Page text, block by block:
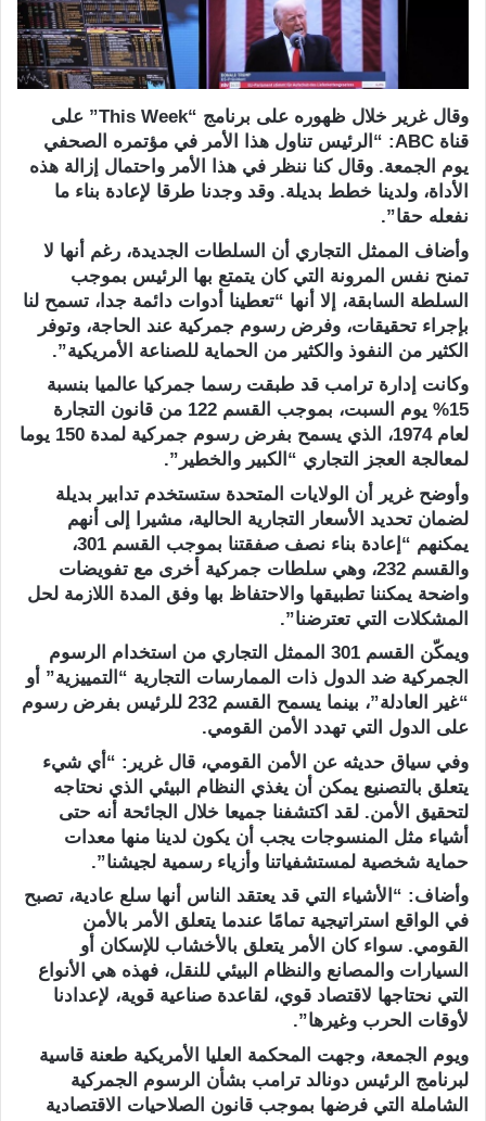
وقال غرير خلال ظهوره على برنامج “This Week” على
قناة ABC: “الرئيس تناول هذا الأمر في مؤتمره الصحفي
يوم الجمعة. وقال كنا ننظر في هذا الأمر واحتمال إزالة هذه
الأداة، ولدينا خطط بديلة. وقد وجدنا طرقا لإعادة بناء ما
نفعله حقا”.
وأضاف الممثل التجاري أن السلطات الجديدة، رغم أنها لا
تمنح نفس المرونة التي كان يتمتع بها الرئيس بموجب
السلطة السابقة، إلا أنها “تعطينا أدوات دائمة جدا، تسمح لنا
بإجراء تحقيقات، وفرض رسوم جمركية عند الحاجة، وتوفر
الكثير من النفوذ والكثير من الحماية للصناعة الأمريكية”.
وكانت إدارة ترامب قد طبقت رسما جمركيا عالميا بنسبة
15% يوم السبت، بموجب القسم 122 من قانون التجارة
لعام 1974، الذي يسمح بفرض رسوم جمركية لمدة 150 يوما
لمعالجة العجز التجاري “الكبير والخطير”.
وأوضح غرير أن الولايات المتحدة ستستخدم تدابير بديلة
لضمان تحديد الأسعار التجارية الحالية، مشيرا إلى أنهم
يمكنهم “إعادة بناء نصف صفقتنا بموجب القسم 301،
والقسم 232، وهي سلطات جمركية أخرى مع تفويضات
واضحة يمكننا تطبيقها والاحتفاظ بها وفق المدة اللازمة لحل
المشكلات التي تعترضنا”.
ويمكّن القسم 301 الممثل التجاري من استخدام الرسوم
الجمركية ضد الدول ذات الممارسات التجارية “التمييزية” أو
“غير العادلة”، بينما يسمح القسم 232 للرئيس بفرض رسوم
على الدول التي تهدد الأمن القومي.
وفي سياق حديثه عن الأمن القومي، قال غرير: “أي شيء
يتعلق بالتصنيع يمكن أن يغذي النظام البيئي الذي نحتاجه
لتحقيق الأمن. لقد اكتشفنا جميعا خلال الجائحة أنه حتى
أشياء مثل المنسوجات يجب أن يكون لدينا منها معدات
حماية شخصية لمستشفياتنا وأزياء رسمية لجيشنا”.
وأضاف: “الأشياء التي قد يعتقد الناس أنها سلع عادية، تصبح
في الواقع استراتيجية تمامًا عندما يتعلق الأمر بالأمن
القومي. سواء كان الأمر يتعلق بالأخشاب للإسكان أو
السيارات والمصانع والنظام البيئي للنقل، فهذه هي الأنواع
التي نحتاجها لاقتصاد قوي، لقاعدة صناعية قوية، لإعدادنا
لأوقات الحرب وغيرها”.
ويوم الجمعة، وجهت المحكمة العليا الأمريكية طعنة قاسية
لبرنامج الرئيس دونالد ترامب بشأن الرسوم الجمركية
الشاملة التي فرضها بموجب قانون الصلاحيات الاقتصادية